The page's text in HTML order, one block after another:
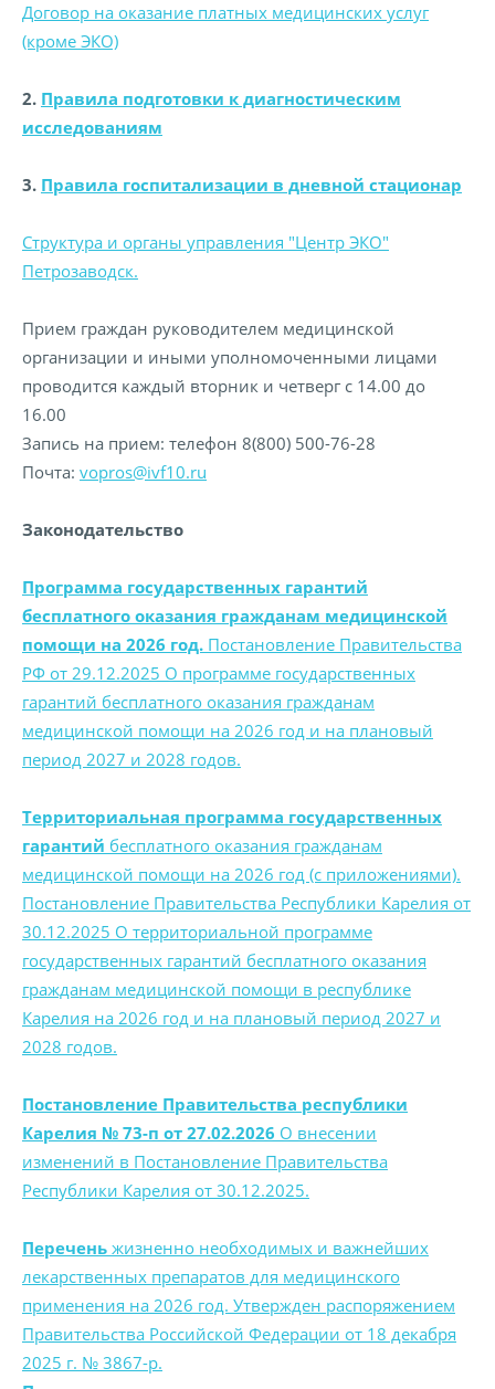
Договор на оказание платных медицинских услуг
(кроме ЭКО)
2. Правила подготовки к диагностическим
исследованиям
3. Правила госпитализации в дневной стационар
Cтруктура и органы управления "Центр ЭКО"
Петрозаводск.
Прием граждан руководителем медицинской
организации и иными уполномоченными лицами
проводится каждый вторник и четверг с 14.00 до
16.00
Запись на прием: телефон 8(800) 500-76-28
Почта: vopros@ivf10.ru
Законодательство
Программа государственных гарантий
бесплатного оказания гражданам медицинской
помощи на 2026 год. Постановление Правительства
РФ от 29.12.2025 О программе государственных
гарантий бесплатного оказания гражданам
медицинской помощи на 2026 год и на плановый
период 2027 и 2028 годов.
Территориальная программа государственных
гарантий бесплатного оказания гражданам
медицинской помощи на 2026 год (с приложениями).
Постановление Правительства Республики Карелия от
30.12.2025 О территориальной программе
государственных гарантий бесплатного оказания
гражданам медицинской помощи в республике
Карелия на 2026 год и на плановый период 2027 и
2028 годов.
Постановление Правительства республики
Карелия № 73-п от 27.02.2026 О внесении
изменений в Постановление Правительства
Республики Карелия от 30.12.2025.
Перечень жизненно необходимых и важнейших
лекарственных препаратов для медицинского
применения на 2026 год. Утвержден распоряжением
Правительства Российской Федерации от 18 декабря
2025 г. № 3867-р.